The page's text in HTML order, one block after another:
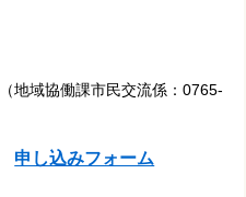
地域協働課市民交流係：0765-
申し込みフォーム